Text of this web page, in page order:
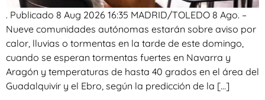
. Publicado 8 Aug 2026 16:35 MADRID/TOLEDO 8 Ago. –
Nueve comunidades autónomas estarán sobre aviso por
calor, lluvias o tormentas en la tarde de este domingo,
cuando se esperan tormentas fuertes en Navarra y
Aragón y temperaturas de hasta 40 grados en el área del
Guadalquivir y el Ebro, según la predicción de la […]